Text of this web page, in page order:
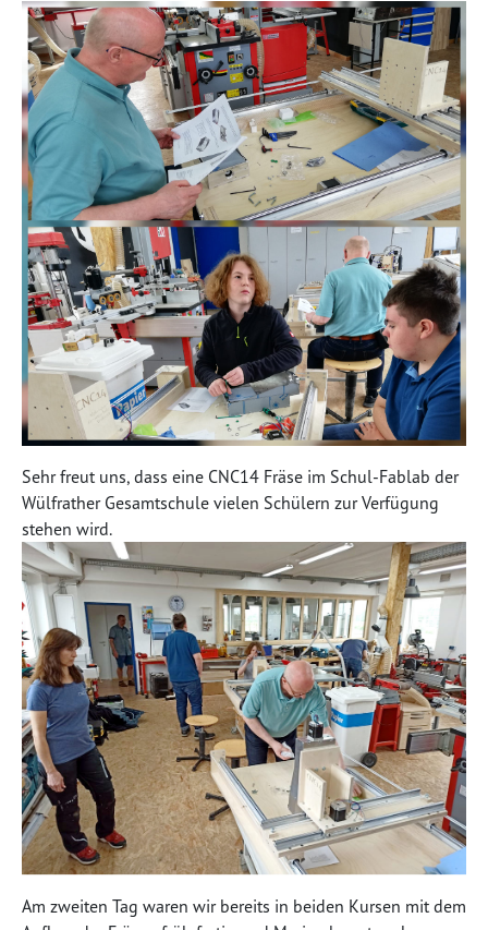
Sehr freut uns, dass eine CNC14 Fräse im Schul-Fablab der
Wülfrather Gesamtschule vielen Schülern zur Verfügung
stehen wird.
Am zweiten Tag waren wir bereits in beiden Kursen mit dem